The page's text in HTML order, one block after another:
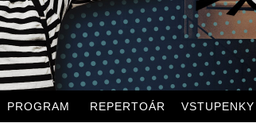
PROGRAM REPERTOÁR VSTUPENKY